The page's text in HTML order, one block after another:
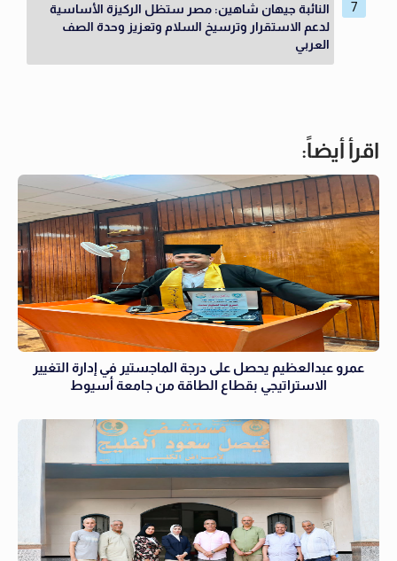
النائبة جيهان شاهين: مصر ستظل الركيزة الأساسية
لدعم الاستقرار وترسيخ السلام وتعزيز وحدة الصف
العربي
اقرأ أيضاً:
عمرو عبدالعظيم يحصل على درجة الماجستير في إدارة التغيير
الاستراتيجي بقطاع الطاقة من جامعة أسيوط